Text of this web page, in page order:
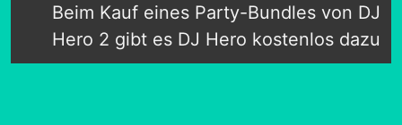
Beim Kauf eines Party-Bundles von DJ
Hero 2 gibt es DJ Hero kostenlos dazu